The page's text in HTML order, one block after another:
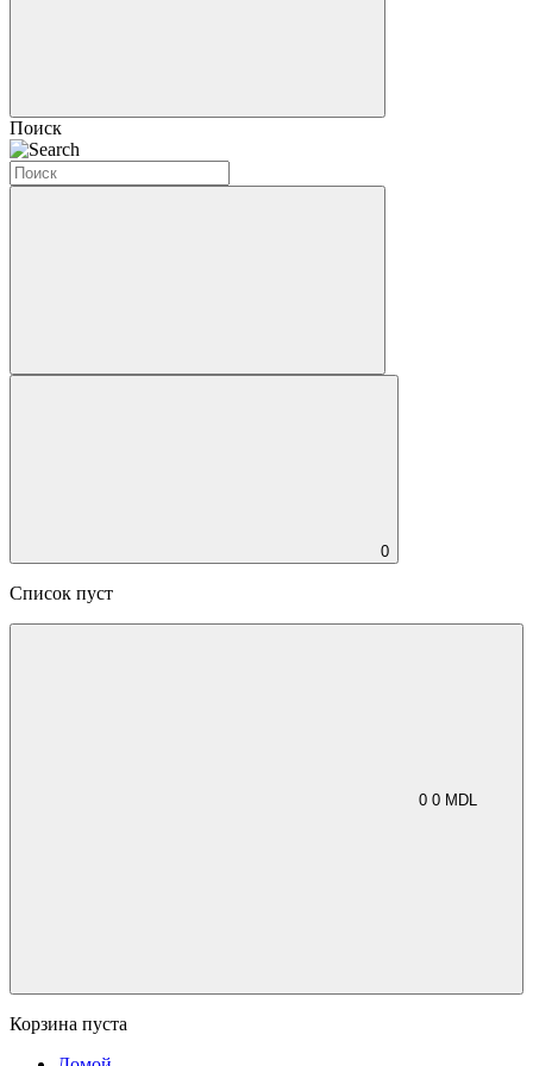
Поиск
0
Список пуст
0 0 MDL
Корзина пуста